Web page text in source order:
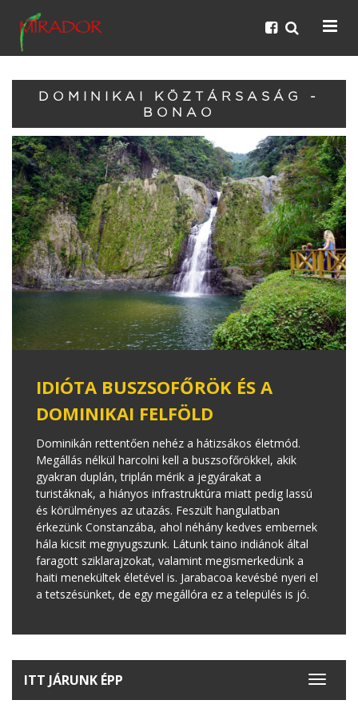
DOMINIKAI KÖZTÁRSASÁG -
BONAO
IDIÓTA BUSZSOFŐRÖK ÉS A
DOMINIKAI FELFÖLD
Dominikán rettentően nehéz a hátizsákos életmód.
Megállás nélkül harcolni kell a buszsofőrökkel, akik
gyakran duplán, triplán mérik a jegyárakat a
turistáknak, a hiányos infrastruktúra miatt pedig lassú
és körülményes az utazás. Feszült hangulatban
érkezünk Constanzába, ahol néhány kedves embernek
hála kicsit megnyugszunk. Látunk taino indiánok által
faragott sziklarajzokat, valamint megismerkedünk a
haiti menekültek életével is. Jarabacoa kevésbé nyeri el
a tetszésünket, de egy megállóra ez a település is jó.
Toggle
ITT JÁRUNK ÉPP